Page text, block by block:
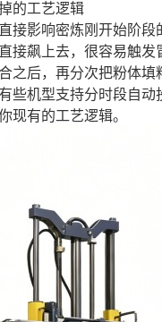
的工艺逻辑
接影响密炼刚开始阶
接飙上去，很容易触
之后，再分次把粉体
些机型支持分时段自
现有的工艺逻辑。